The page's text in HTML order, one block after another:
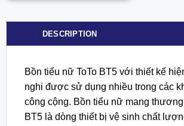
DESCRIPTION
Bồn tiểu nữ ToTo BT5 với thiết kế
nghi được sử dụng nhiều trong các
công cộng. Bồn tiểu nữ mang thương
BT5 là dòng thiết bị vệ sinh chất